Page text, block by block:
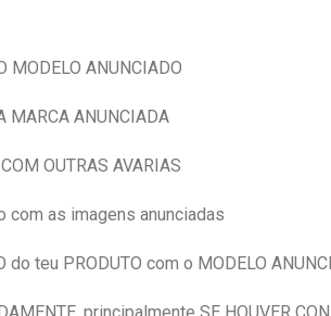
MODELO ANUNCIADO
MARCA ANUNCIADA
OUTRAS AVARIAS
com as imagens anunciadas
do teu PRODUTO com o MODELO